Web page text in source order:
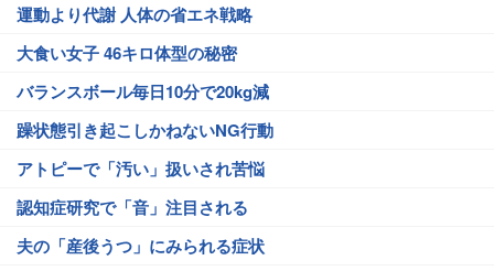
運動より代謝 人体の省エネ戦略
大食い女子 46キロ体型の秘密
バランスボール毎日10分で20kg減
躁状態引き起こしかねないNG行動
アトピーで「汚い」扱いされ苦悩
認知症研究で「音」注目される
夫の「産後うつ」にみられる症状